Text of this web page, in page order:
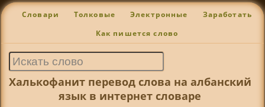
Словари Толковые Электронные Заработать
Как пишется слово
Халькофанит перевод слова на албанский
язык в интернет словаре